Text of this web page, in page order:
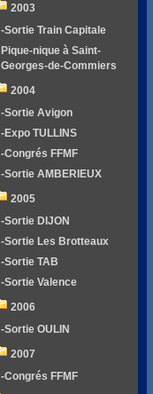
2003
-Sortie Train Capitale
Pique-nique à Saint-
Georges-de-Commiers
2004
-Sortie Avigon
-Expo TULLINS
-Congrés FFMF
-Sortie AMBERIEUX
2005
-Sortie DIJON
-Sortie Les Brotteaux
-Sortie TAB
-Sortie Valence
2006
-Sortie OULIN
2007
-Congrés FFMF